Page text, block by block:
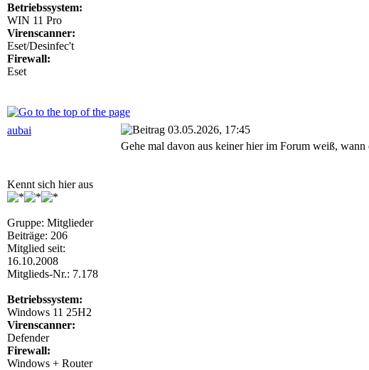
Betriebssystem:
WIN 11 Pro
Virenscanner:
Eset/Desinfec't
Firewall:
Eset
aubai 03.05.2026, 17:45
Kennt sich hier aus
Gruppe: Mitglieder
Beiträge: 206
Mitglied seit:
16.10.2008
Mitglieds-Nr.: 7.178
Betriebssystem:
Windows 11 25H2
Virenscanner:
Defender
Firewall:
Windows + Router
Gehe mal davon aus keiner hier im Forum weiß,